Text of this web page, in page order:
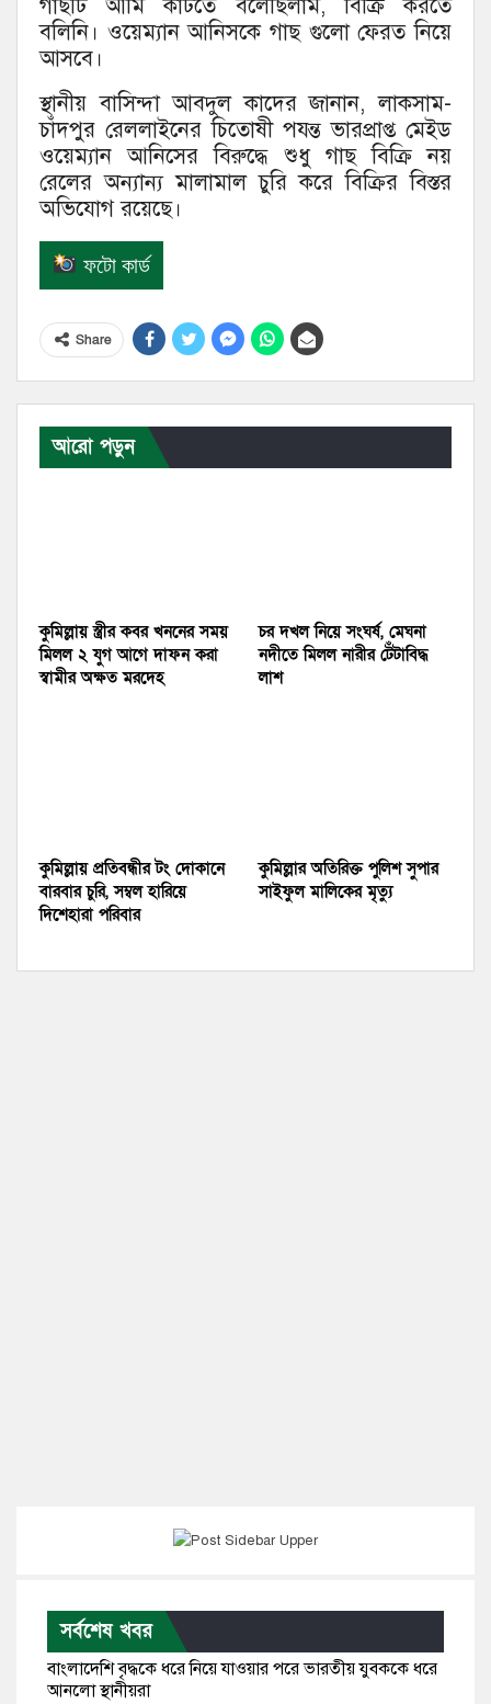
গাছটি আমি কাটতে বলেছিলাম, বিক্রি করতে
বলিনি। ওয়েম্যান আনিসকে গাছ গুলো ফেরত নিয়ে
আসবে।
স্থানীয় বাসিন্দা আবদুল কাদের জানান, লাকসাম-
চাঁদপুর রেললাইনের চিতোষী পযন্ত ভারপ্রাপ্ত মেইড
ওয়েম্যান আনিসের বিরুদ্ধে শুধু গাছ বিক্রি নয়
রেলের অন্যান্য মালামাল চুরি করে বিক্রির বিস্তর
অভিযোগ রয়েছে।
ফটো কার্ড
Share
আরো পড়ুন
কুমিল্লায় স্ত্রীর কবর খননের সময়
মিলল ২ যুগ আগে দাফন করা
স্বামীর অক্ষত মরদেহ
চর দখল নিয়ে সংঘর্ষ, মেঘনা
নদীতে মিলল নারীর টেঁটাবিদ্ধ
লাশ
কুমিল্লায় প্রতিবন্ধীর টং দোকানে
বারবার চুরি, সম্বল হারিয়ে
দিশেহারা পরিবার
কুমিল্লার অতিরিক্ত পুলিশ সুপার
সাইফুল মালিকের মৃত্যু
সর্বশেষ খবর
বাংলাদেশি বৃদ্ধকে ধরে নিয়ে যাওয়ার পরে ভারতীয় যুবককে ধরে
আনলো স্থানীয়রা